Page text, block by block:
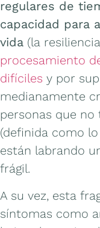
regulares de
capacidad para
vida (la
procesamiento
difíciles y por
medianamente
personas que
(definida como
están labrando
frágil.
A su vez, esta
síntomas como